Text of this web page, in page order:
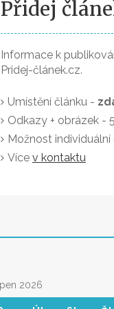
Přidej
Informace k
Pridej-článek.cz.
Umístění článku -
Odkazy + obrázek -
Možnost
Více v kontaktu
2026